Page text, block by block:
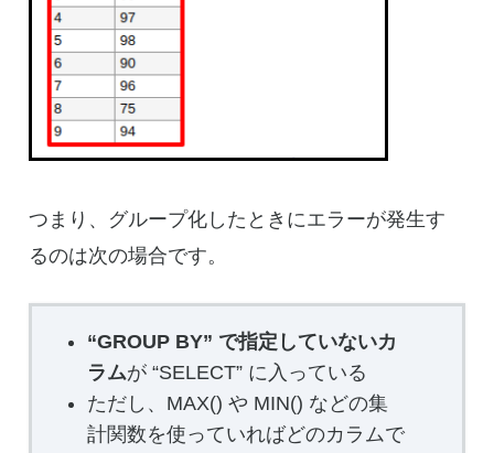
つまり、グループ化したときにエラーが発生す
るのは次の場合です。
“GROUP BY” で指定していないカ
ラムが “SELECT” に入っている
ただし、MAX() や MIN() などの集
計関数を使っていればどのカラムで